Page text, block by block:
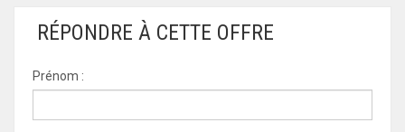
RÉPONDRE À CETTE OFFRE
Prénom :